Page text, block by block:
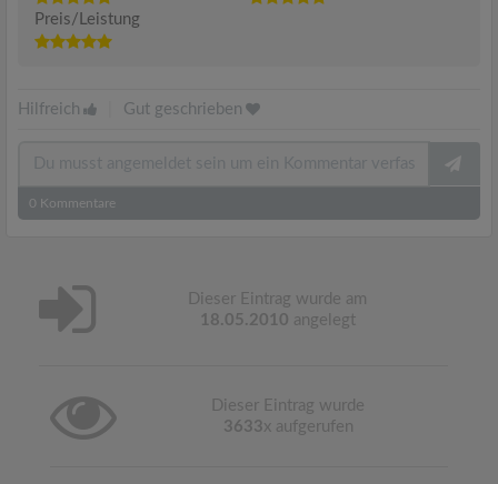
Preis/Leistung
Hilfreich Gut geschrieben
0 Kommentare
Dieser Eintrag wurde am
18.05.2010 angelegt
Dieser Eintrag wurde
3633x aufgerufen